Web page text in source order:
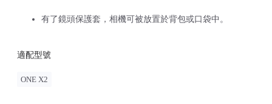
有了鏡頭保護套，相機可被放置於背包或口袋中。
適配型號
ONE X2